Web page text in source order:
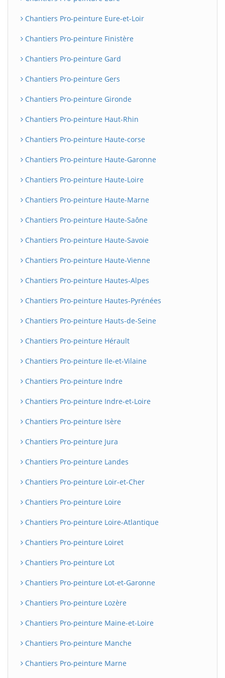
Chantiers Pro-peinture Eure-et-Loir
Chantiers Pro-peinture Finistère
Chantiers Pro-peinture Gard
Chantiers Pro-peinture Gers
Chantiers Pro-peinture Gironde
Chantiers Pro-peinture Haut-Rhin
Chantiers Pro-peinture Haute-corse
Chantiers Pro-peinture Haute-Garonne
Chantiers Pro-peinture Haute-Loire
Chantiers Pro-peinture Haute-Marne
Chantiers Pro-peinture Haute-Saône
Chantiers Pro-peinture Haute-Savoie
Chantiers Pro-peinture Haute-Vienne
Chantiers Pro-peinture Hautes-Alpes
Chantiers Pro-peinture Hautes-Pyrénées
Chantiers Pro-peinture Hauts-de-Seine
Chantiers Pro-peinture Hérault
Chantiers Pro-peinture Ile-et-Vilaine
Chantiers Pro-peinture Indre
Chantiers Pro-peinture Indre-et-Loire
Chantiers Pro-peinture Isère
Chantiers Pro-peinture Jura
Chantiers Pro-peinture Landes
Chantiers Pro-peinture Loir-et-Cher
Chantiers Pro-peinture Loire
Chantiers Pro-peinture Loire-Atlantique
Chantiers Pro-peinture Loiret
Chantiers Pro-peinture Lot
Chantiers Pro-peinture Lot-et-Garonne
Chantiers Pro-peinture Lozère
Chantiers Pro-peinture Maine-et-Loire
Chantiers Pro-peinture Manche
Chantiers Pro-peinture Marne